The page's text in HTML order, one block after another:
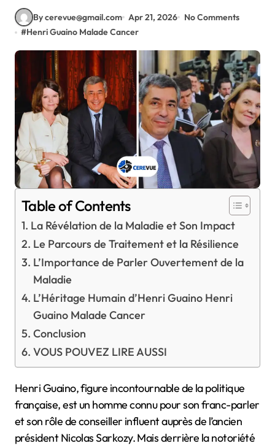
By cerevue@gmail.com Apr 21, 2026
No Comments
#Henri Guaino Malade Cancer
Table of Contents
La Révélation de la Maladie et Son Impact
Le Parcours de Traitement et la Résilience
L’Importance de Parler Ouvertement de la
Maladie
L’Héritage Humain d’Henri Guaino Henri
Guaino Malade Cancer
Conclusion
VOUS POUVEZ LIRE AUSSI
Henri Guaino, figure incontournable de la politique
française, est un homme connu pour son franc-parler
et son rôle de conseiller influent auprès de l’ancien
président Nicolas Sarkozy. Mais derrière la notoriété